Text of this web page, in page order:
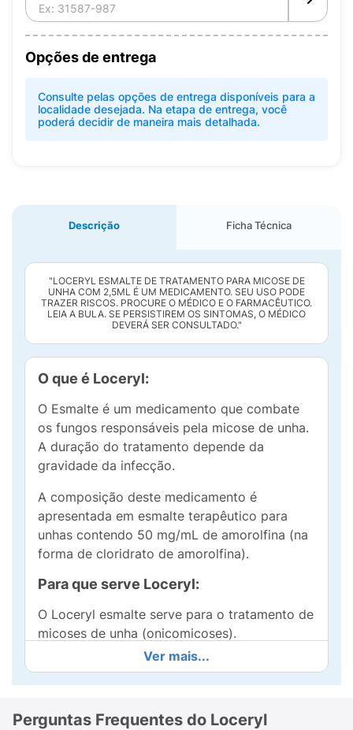
Opções de entrega
Consulte pelas opções de entrega disponíveis para a
localidade desejada. Na etapa de entrega, você
poderá decidir de maneira mais detalhada.
Descrição Ficha Técnica
"LOCERYL ESMALTE DE TRATAMENTO PARA MICOSE DE
UNHA COM 2,5ML É UM MEDICAMENTO. SEU USO PODE
TRAZER RISCOS. PROCURE O MÉDICO E O FARMACÊUTICO.
LEIA A BULA. SE PERSISTIREM OS SINTOMAS, O MÉDICO
DEVERÁ SER CONSULTADO."
O que é Loceryl:
O Esmalte é um medicamento que combate
os fungos responsáveis pela micose de unha.
A duração do tratamento depende da
gravidade da infecção.
A composição deste medicamento é
apresentada em esmalte terapêutico para
unhas contendo 50 mg/mL de amorolfina (na
forma de cloridrato de amorolfina).
Para que serve Loceryl:
O Loceryl esmalte serve para o tratamento de
micoses de unha (onicomicoses).
Contra indicação Loceryl:
aos componentes da fórmula.
Ver mais...
Perguntas Frequentes do Loceryl